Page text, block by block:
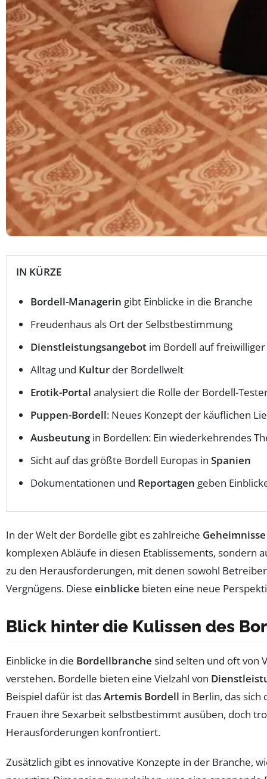
IN KÜRZE
Bordell-Managerin gibt Einblicke in die Branche
Freudenhaus als Ort der Selbstbestimmung
Dienstleistungsangebot im Bordell auf freiwilliger
Alltag und Kultur der Bordellwelt
Erotik-Portal analysiert die Rolle der Bordell-
Puppen-Bordell: Neues Konzept der käuflichen
Ausbeutungin Bordellen: Ein wiederkehrendes
Sicht auf das größte Bordell Europas in Spanien
Dokumentationen und Reportagen geben
In der Welt der Bordelle gibt es zahlreiche Geheimnisse
komplexen Abläufe in diesen Etablissements, sondern
zu den Herausforderungen, mit denen sowohl
Vergnügens. Diese einblicke bieten eine neue
Blick hinter die Kulissen des
Einblicke in die Bordellbranche sind selten und oft von
verstehen. Bordelle bieten eine Vielzahl von
Beispiel dafür ist dasArtemis Bordell in Berlin, das
Frauen ihre Sexarbeit selbstbestimmt ausüben, doch
Herausforderungen konfrontiert.
Zusätzlich gibt es innovative Konzepte in der Branche,